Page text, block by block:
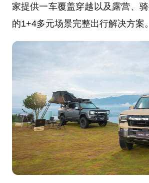
家提供一车覆盖穿越以及露营、
的1+4多元场景完整出行解决方案。